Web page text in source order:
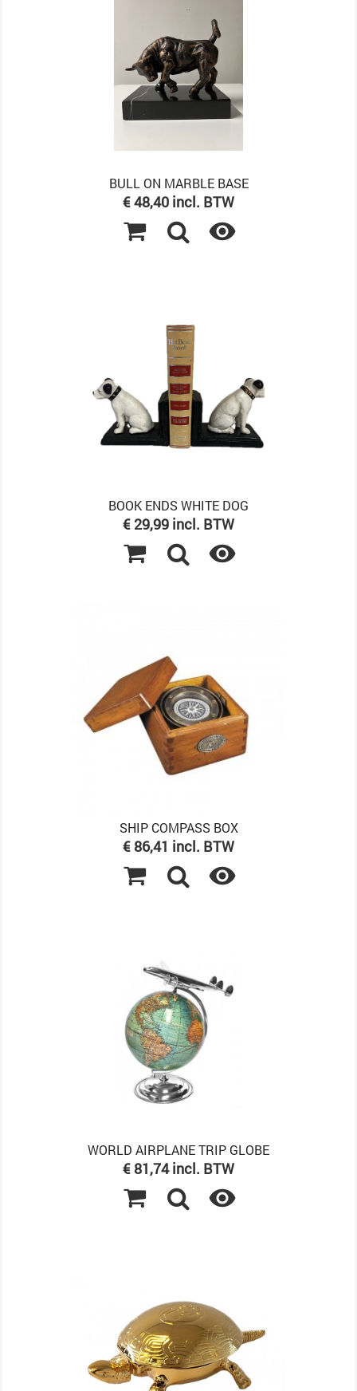
BULL ON MARBLE BASE
Prijs
€ 48,40 incl. BTW

BOOK ENDS WHITE DOG
Prijs
€ 29,99 incl. BTW

SHIP COMPASS BOX
Prijs
€ 86,41 incl. BTW

WORLD AIRPLANE TRIP GLOBE
Prijs
€ 81,74 incl. BTW
